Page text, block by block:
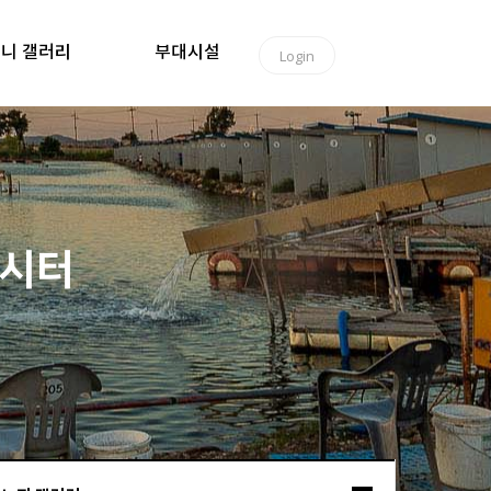
갤러리 부대시설 Login
터